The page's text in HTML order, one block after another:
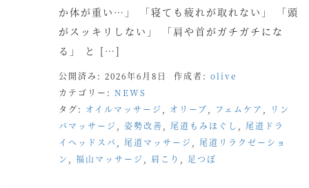
か体が重い…」 「寝ても疲れが取れない」 「頭
がスッキリしない」 「肩や首がガチガチにな
る」 と […]
公開済み: 2026年6月8日 作成者: olive
カテゴリー: NEWS
タグ: オイルマッサージ オリーブ フェムケア
リン
パマッサージ
姿勢改善 尾道もみほぐし
尾道ドラ
イヘッドスパ
尾道マッサージ
尾道リラクゼーショ
ン
福山マッサージ 肩こり 足つぼ